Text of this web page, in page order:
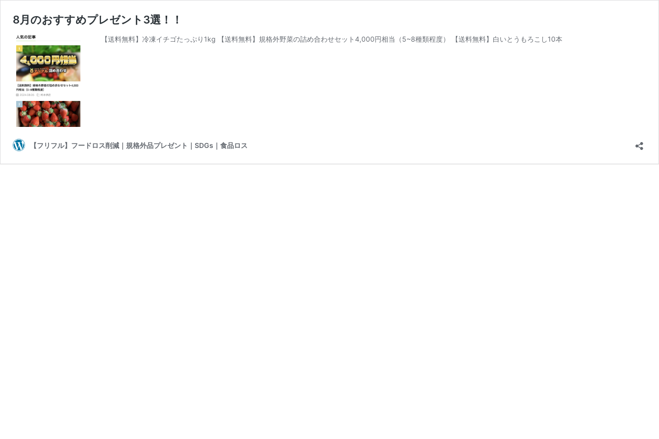
8月のおすすめプレゼント3選！！
【送料無料】冷凍イチゴたっぷり1kg 【送料無料】規格外野菜の詰め合わせセット4,000円相当（5~8種類程度） 【送料無料】白いとうもろこし10本
【フリフル】フードロス削減｜規格外品プレゼント｜SDGs｜食品ロス